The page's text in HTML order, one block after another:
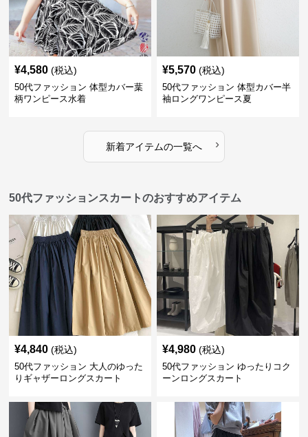
¥4,580 (税込)
50代ファッション 体型カバー葉
柄ワンピース水着
¥5,570 (税込)
50代ファッション 体型カバー半
袖ロングワンピース夏
新着アイテムの一覧へ ›
50代ファッションスカートのおすすめアイテム
¥4,840 (税込)
50代ファッション 大人のゆった
りギャザーロングスカート
¥4,980 (税込)
50代ファッション ゆったりコク
ーンロングスカート